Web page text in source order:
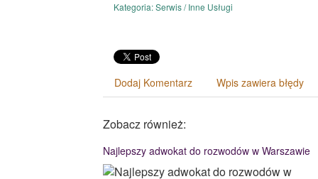
Kategoria: Serwis / Inne Usługi
Dodaj Komentarz Wpis zawiera błędy
Zobacz również:
Najlepszy adwokat do rozwodów w Warszawie